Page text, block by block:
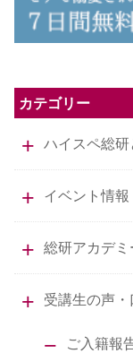
カテゴリー
ハイスペ総研
イベント情報
総研アカデミ
受講生の声・
ご入籍報